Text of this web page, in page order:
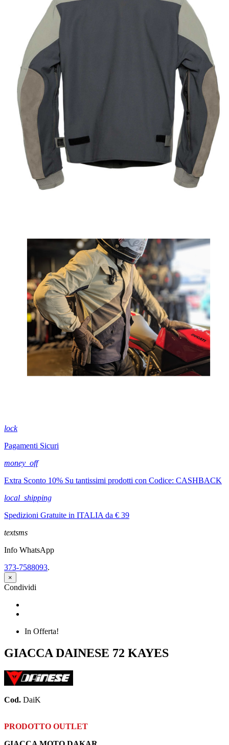
lock
Pagamenti Sicuri
money_off
Extra Sconto 10% Su tantissimi prodotti con Codice: CASHBACK
local_shipping
Spedizioni Gratuite in ITALIA da € 39
textsms
Info WhatsApp
373-7588093.
×
Condividi
In Offerta!
GIACCA DAINESE 72 KAYES
Cod. DaiK
PRODOTTO OUTLET